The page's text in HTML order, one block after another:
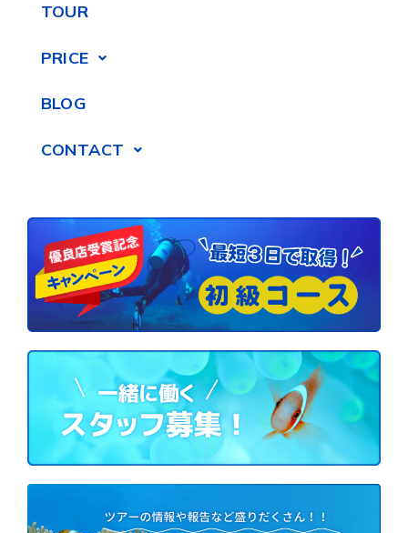
TOUR
PRICE
BLOG
CONTACT